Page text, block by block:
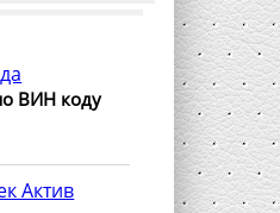
ВИН коду